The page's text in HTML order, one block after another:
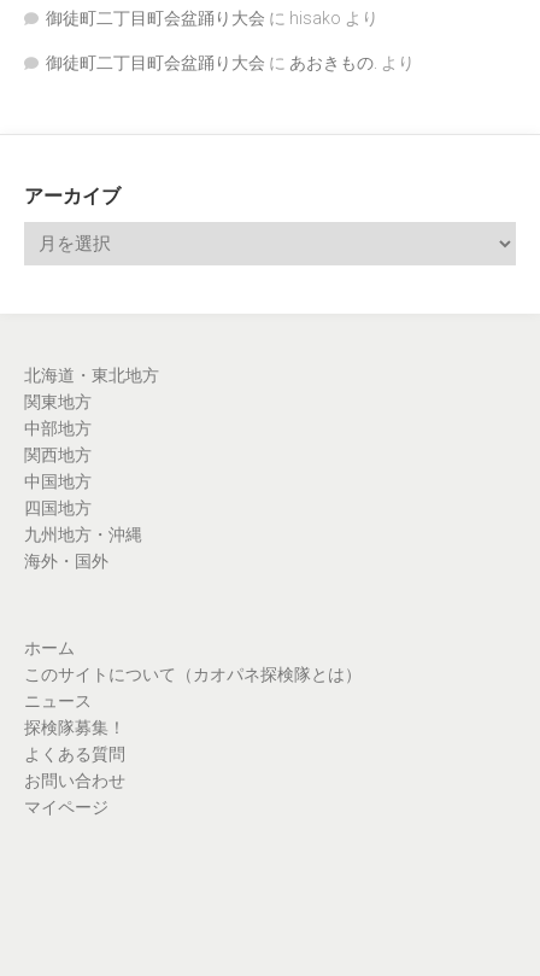
御徒町二丁目町会盆踊り大会 に hisako より
御徒町二丁目町会盆踊り大会 に あおきもの. より
アーカイブ
北海道・東北地方
関東地方
中部地方
関西地方
中国地方
四国地方
九州地方・沖縄
海外・国外
ホーム
このサイトについて（カオパネ探検隊とは）
ニュース
探検隊募集！
よくある質問
お問い合わせ
マイページ